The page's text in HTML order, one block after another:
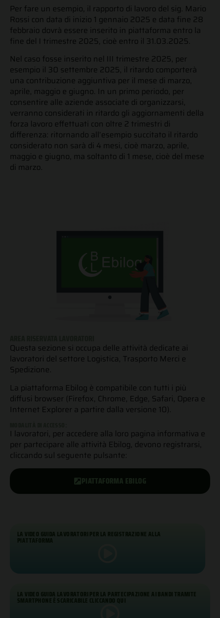
Per fare un esempio, il rapporto di lavoro del sig. Mario
Rossi con data di inizio 1 gennaio 2025 e data fine 28
febbraio dovrà essere inserito in piattaforma entro la
fine del I trimestre 2025, cioè entro il 31.03.2025.
Nel caso fosse inserito nel III trimestre 2025, per
esempio il 30 settembre 2025, il ritardo comporterà
una contribuzione aggiuntiva per il mese di marzo,
aprile, maggio e giugno. In un primo periodo, per
consentire alle aziende associate di organizzarsi,
verranno considerati in ritardo gli aggiornamenti della
forza lavoro effettuati con oltre 2 trimestri di
differenza: ritornando all’esempio succitato il ritardo
considerato non sarà di 4 mesi, cioè marzo, aprile,
maggio e giugno, ma soltanto di 1 mese, cioè del mese
di marzo.
Questa sezione si occupa delle attività dedicate ai
lavoratori del settore Logistica, Trasporto Merci e
Spedizione.
La piattaforma Ebilog è compatibile con tutti i più
diffusi browser (Firefox, Chrome, Edge, Safari, Opera e
Internet Explorer a partire dalla versione 10).
I lavoratori, per accedere alla loro pagina informativa e
per partecipare alle attività Ebilog, devono registrarsi,
cliccando sul seguente pulsante:
PIATTAFORMA EBILOG
LA VIDEO GUIDA LAVORATORI PER LA REGISTRAZIONE ALLA
PIATTAFORMA
LA VIDEO GUIDA LAVORATORI PER LA PARTECIPAZIONE AI BANDI TRAMITE
SMARTPHONE È SCARICABILE CLICCANDO QUI